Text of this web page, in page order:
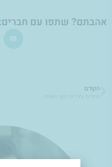
אהבתם? שתפו עם חברים:
הקודם
פחדים וחרדות לפני השינה